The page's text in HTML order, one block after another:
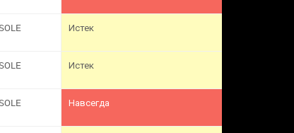
Истек
Истек
Навсегда